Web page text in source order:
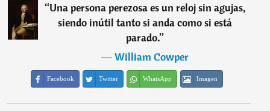
“Una persona perezosa es un reloj sin agujas,
siendo inútil tanto si anda como si está
parado.”
―William Cowper
Facebook Twitter WhatsApp Imagen